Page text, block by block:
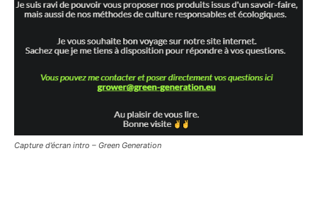
Capture d’écran intro – Green Generation